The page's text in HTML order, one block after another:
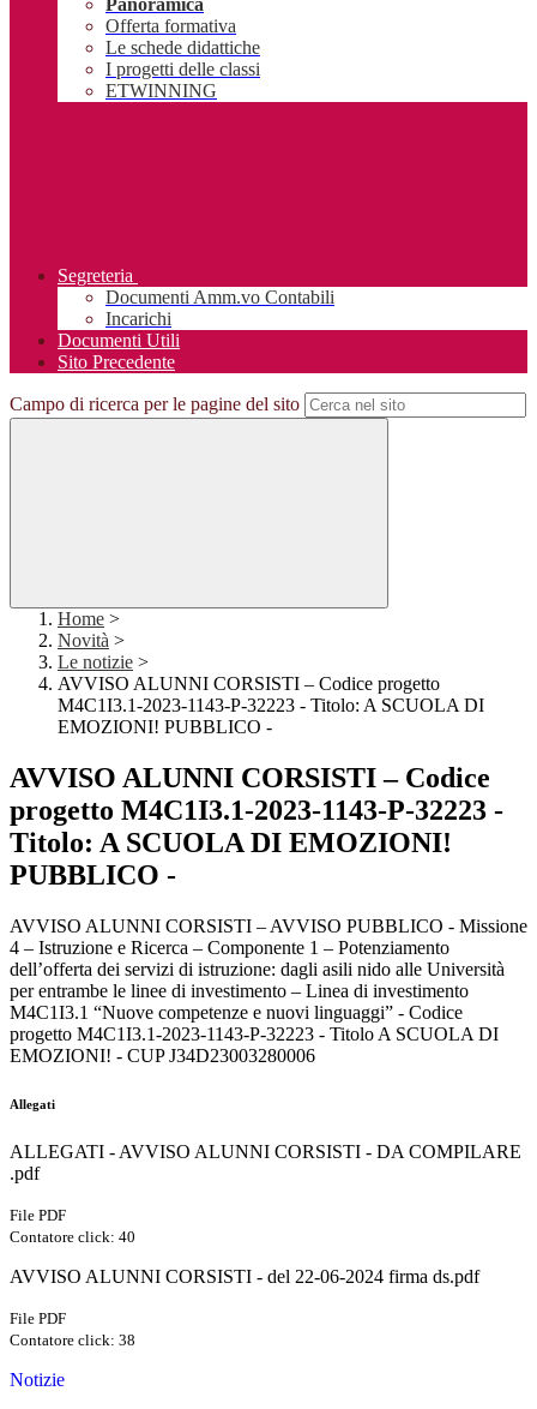
Panoramica
Offerta formativa
Le schede didattiche
I progetti delle classi
ETWINNING
Segreteria
Documenti Amm.vo Contabili
Incarichi
Documenti Utili
Sito Precedente
Campo di ricerca per le pagine del sito
Home >
Novità >
Le notizie >
AVVISO ALUNNI CORSISTI – Codice progetto
M4C1I3.1-2023-1143-P-32223 - Titolo: A SCUOLA DI
EMOZIONI! PUBBLICO -
AVVISO ALUNNI CORSISTI – Codice
progetto M4C1I3.1-2023-1143-P-32223 -
Titolo: A SCUOLA DI EMOZIONI!
PUBBLICO -
AVVISO ALUNNI CORSISTI – AVVISO PUBBLICO - Missione
4 – Istruzione e Ricerca – Componente 1 – Potenziamento
dell’offerta dei servizi di istruzione: dagli asili nido alle Università
per entrambe le linee di investimento – Linea di investimento
M4C1I3.1 “Nuove competenze e nuovi linguaggi” - Codice
progetto M4C1I3.1-2023-1143-P-32223 - Titolo A SCUOLA DI
EMOZIONI! - CUP J34D23003280006
Allegati
ALLEGATI - AVVISO ALUNNI CORSISTI - DA COMPILARE
.pdf
File PDF
Contatore click: 40
AVVISO ALUNNI CORSISTI - del 22-06-2024 firma ds.pdf
File PDF
Contatore click: 38
Notizie